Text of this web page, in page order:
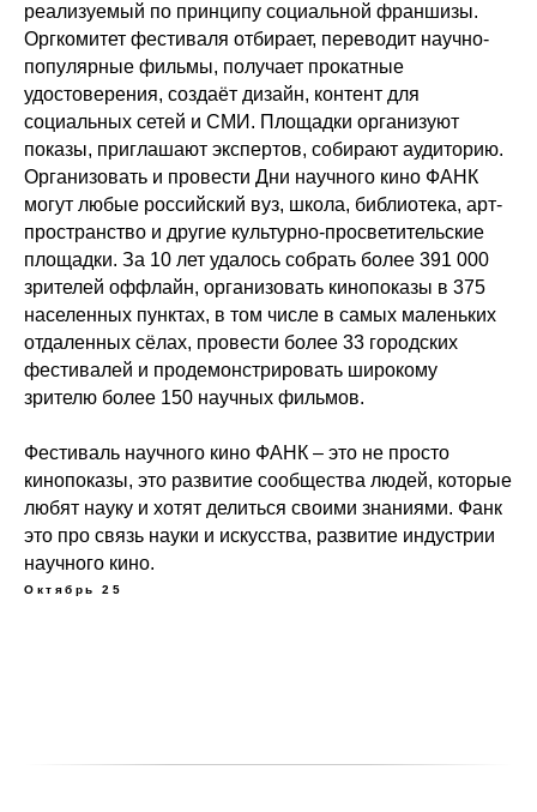
реализуемый по принципу социальной франшизы.
Оргкомитет фестиваля отбирает, переводит научно-
популярные фильмы, получает прокатные
удостоверения, создаёт дизайн, контент для
социальных сетей и СМИ. Площадки организуют
показы, приглашают экспертов, собирают аудиторию.
Организовать и провести Дни научного кино ФАНК
могут любые российский вуз, школа, библиотека, арт-
пространство и другие культурно-просветительские
площадки. За 10 лет удалось собрать более 391 000
зрителей оффлайн, организовать кинопоказы в 375
населенных пунктах, в том числе в самых маленьких
отдаленных сёлах, провести более 33 городских
фестивалей и продемонстрировать широкому
зрителю более 150 научных фильмов.
Фестиваль научного кино ФАНК – это не просто
кинопоказы, это развитие сообщества людей, которые
любят науку и хотят делиться своими знаниями. Фанк
это про связь науки и искусства, развитие индустрии
научного кино.
Октябрь 25